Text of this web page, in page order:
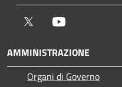
Twitter
AMMINISTRAZIONE
Organi di Governo